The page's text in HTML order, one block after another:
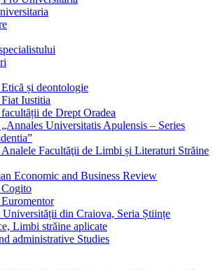
și deontologie
Iustitia
de Drept Oradea
Universitatis Apulensis – Series
Facultăţii de Limbi și Literaturi Străine
Economic and Business Review
Universității din Craiova, Seria Științe
Limbi străine aplicate
administrative Studies